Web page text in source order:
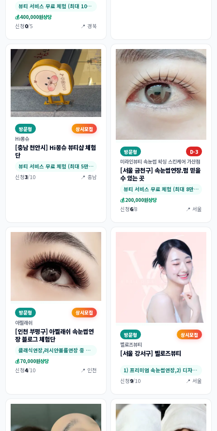
뷰티 서비스 무료 체험 (최대 10만원)
💰400,000원상당
신청0/5 📍 경북
방문형
상시모집
Hi몽슈
[충남 천안시] Hi몽슈 뷰티샵 체험
단
뷰티 서비스 무료 체험 (최대 5만원)
신청3/10 📍 충남
방문형
D-3
미라인뷰티 속눈썹 왁싱 스킨케어 가산점
[서울 금천구] 속눈썹연장.펌 믿을
수 있는 곳
뷰티 서비스 무료 체험 (최대 8만원)
💰200,000원상당
신청6/8 📍 서울
방문형
상시모집
아찔래쉬
[인천 부평구] 아찔래쉬 속눈썹연
장 블로그 체험단
클래식연장,러시안볼륨연장 중 택 1
💰70,000원상당
신청4/10 📍 인천
방문형
상시모집
벨로즈뷰티
[서울 강서구] 벨로즈뷰티
1) 프리미엄 속눈썹연장,2) 디자인 애니메…
신청9/10 📍 서울